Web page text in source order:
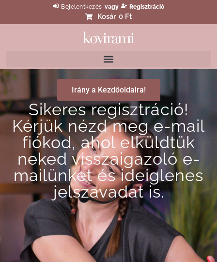
Bejelentkezés vagy Regisztráció
Kosár 0 Ft
Irány a Kezdőoldalra!
Sikeres regisztráció!
Kérjük nézd meg e-mail
fiókod, ahol elküldtük
neked visszaigazoló e-
mailünket és ideiglenes
jelszavadat is.